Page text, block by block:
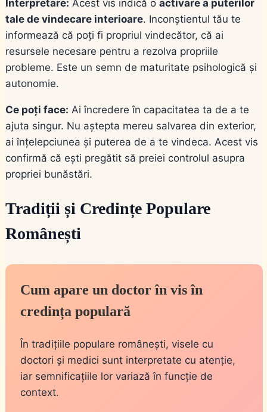
Interpretare: Acest vis indică o activare a puterilor
tale de vindecare interioare. Inconștientul tău te
informează că poți fi propriul vindecător, că ai
resursele necesare pentru a rezolva propriile
probleme. Este un semn de maturitate psihologică și
autonomie.
Ce poți face: Ai încredere în capacitatea ta de a te
ajuta singur. Nu aștepta mereu salvarea din exterior,
ai înțelepciunea și puterea de a te vindeca. Acest vis
confirmă că ești pregătit să preiei controlul asupra
propriei bunăstări.
Tradiții și Credințe Populare
Românești
Cum apare un doctor în vis în
credința populară
În tradițiile populare românești, visele cu
doctori și medici sunt interpretate cu atenție,
iar semnificațiile lor variază în funcție de
context.